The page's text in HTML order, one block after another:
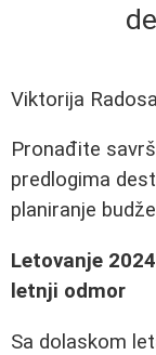
Viktorija
Pronađite
predlogima
planiranje
Letovanje
letnji odmor
Sa dolaskom